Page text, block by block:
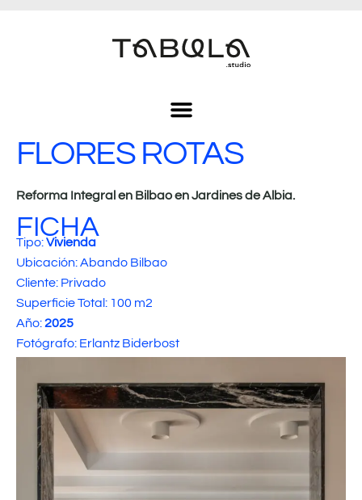
FLORES ROTAS
Reforma Integral en Bilbao en Jardines de Albia.
FICHA
Tipo:Vivienda
Ubicación: Abando Bilbao
Cliente: Privado
Superficie Total: 100 m2
Año:2025
Fotógrafo: Erlantz Biderbost